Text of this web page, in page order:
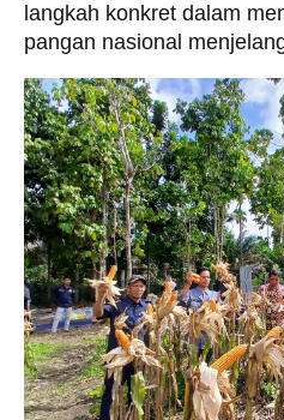
langkah konkret dalam
pangan nasional